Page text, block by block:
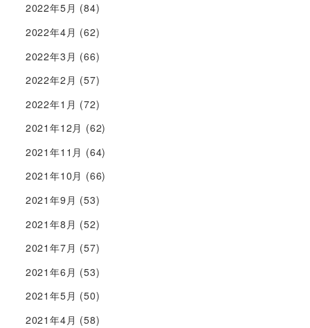
2022年5月 (84)
2022年4月 (62)
2022年3月 (66)
2022年2月 (57)
2022年1月 (72)
2021年12月 (62)
2021年11月 (64)
2021年10月 (66)
2021年9月 (53)
2021年8月 (52)
2021年7月 (57)
2021年6月 (53)
2021年5月 (50)
2021年4月 (58)